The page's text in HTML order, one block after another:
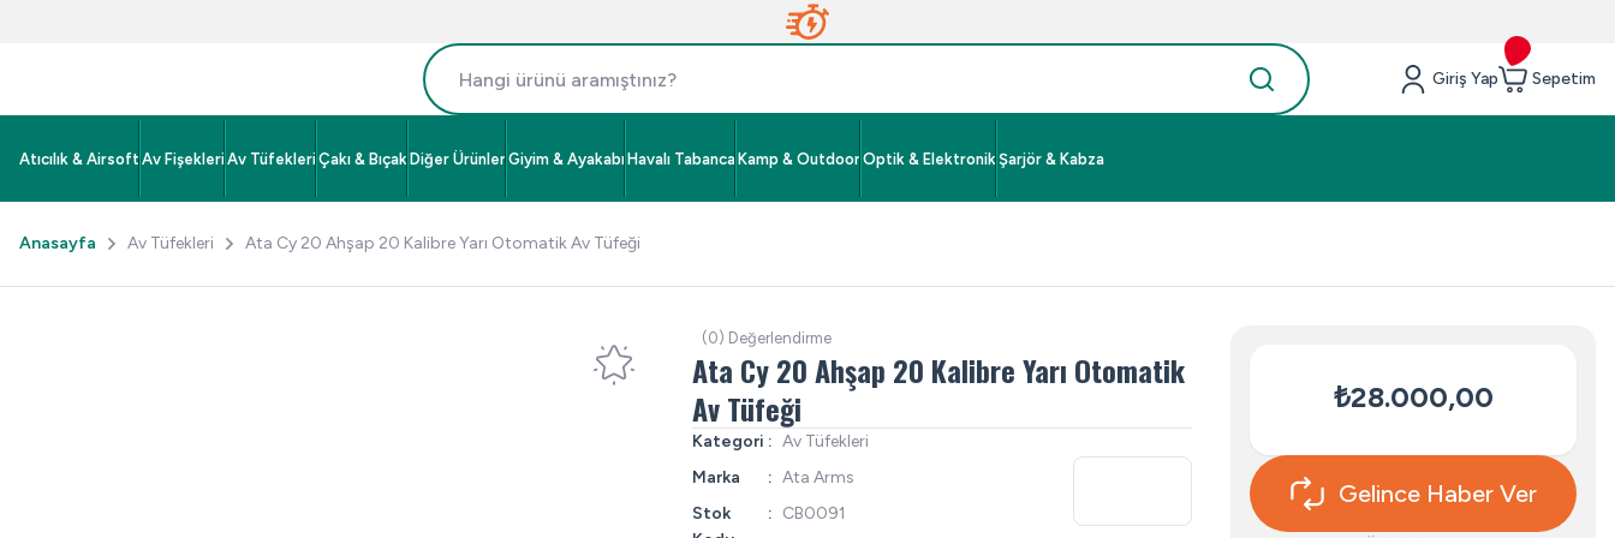
Giriş Yap Sepetim
Atıcılık & Airsoft Av Fişekleri Av Tüfekleri Çakı & Bıçak Diğer Ürünler Giyim & Ayakabı Havalı Tabanca Kamp & Outdoor Optik & Elektronik Şarjör & Kabza
Anasayfa Av Tüfekleri Ata Cy 20 Ahşap 20 Kalibre Yarı Otomatik Av Tüfeği
(0) Değerlendirme
Ata Cy 20 Ahşap 20 Kalibre Yarı Otomatik
Av Tüfeği
Kategori
Av Tüfekleri
Marka
Ata Arms
Stok
CB0091
₺28.000,00
Gelince Haber Ver